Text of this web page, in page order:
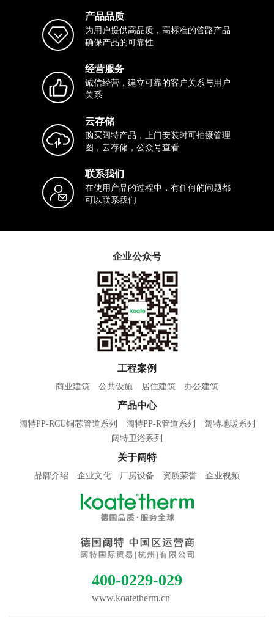
产品品质
为用户提供高品质，高标准的管路产品
确保产品的可靠性
经营服务
诚信经营，建立可靠的客户关系与用户
关系
云存储
购买阔特产品，上门安装时可拍摄管理
图，云存储，公众号查看
联系我们
在使用产品的过程中，有任何的问题都
可以联系我们
400-0229-029
www.koatetherm.cn
关于阔特
品牌介绍 企业文化 厂房设备 资质荣誉 企业视频
产品中心
阔特PP-RCU铜芯管道系列 阔特PP-R管道系列
阔特地暖系列
阔特卫浴系列
工程案例
商业建筑 公共设施 居住建筑 办公建筑
企业公众号